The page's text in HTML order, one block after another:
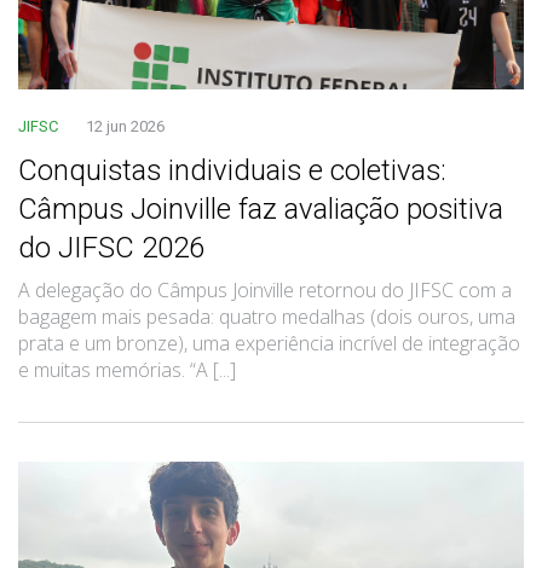
JIFSC 12 jun 2026
Conquistas individuais e coletivas:
Câmpus Joinville faz avaliação positiva
do JIFSC 2026
A delegação do Câmpus Joinville retornou do JIFSC com a
bagagem mais pesada: quatro medalhas (dois ouros, uma
prata e um bronze), uma experiência incrível de integração
e muitas memórias. “A [...]